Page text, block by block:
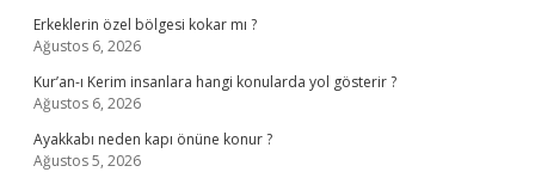
Erkeklerin özel bölgesi kokar mı ?
Ağustos 6, 2026
Kur’an-ı Kerim insanlara hangi konularda yol gösterir ?
Ağustos 6, 2026
Ayakkabı neden kapı önüne konur ?
Ağustos 5, 2026